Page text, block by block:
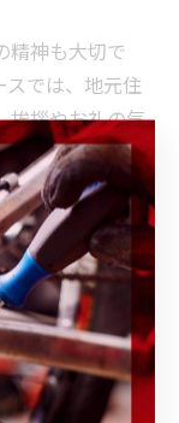
精神も大切で
スでは、地元住
挨拶やお礼の気
のマナー違反は
るため、注意が
守る」意識を持
、ベテラン選
られますので、
ょう。